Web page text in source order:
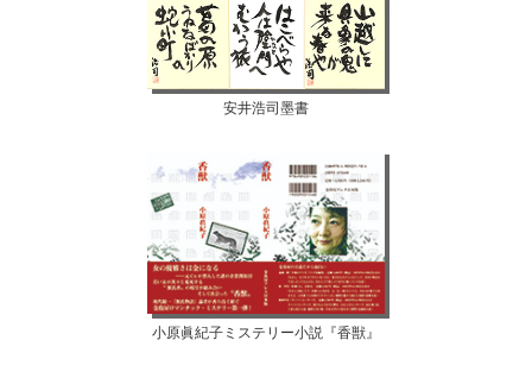
安井浩司墨書
小原眞紀子ミステリー小説『香獣』